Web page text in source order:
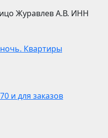
Журавлев А.В. ИНН
Квартиры
и для заказов